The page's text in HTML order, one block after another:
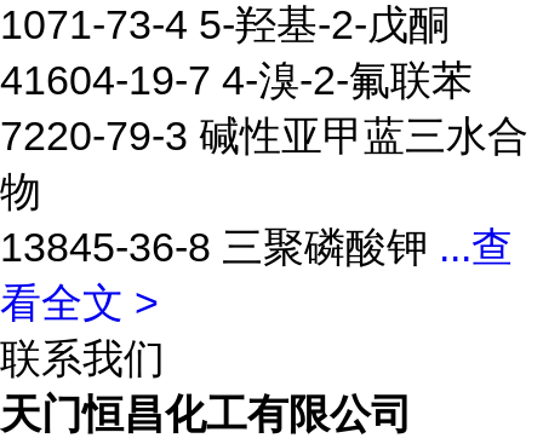
1071-73-4 5-羟基-2-戊酮
41604-19-7 4-溴-2-氟联苯
7220-79-3 碱性亚甲蓝三水合
物
13845-36-8 三聚磷酸钾 ...查
看全文 >
联系我们
天门恒昌化工有限公司